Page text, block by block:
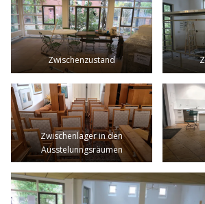
Zwischenzustand
Zwischenlager in den
Ausstelunngsräumen